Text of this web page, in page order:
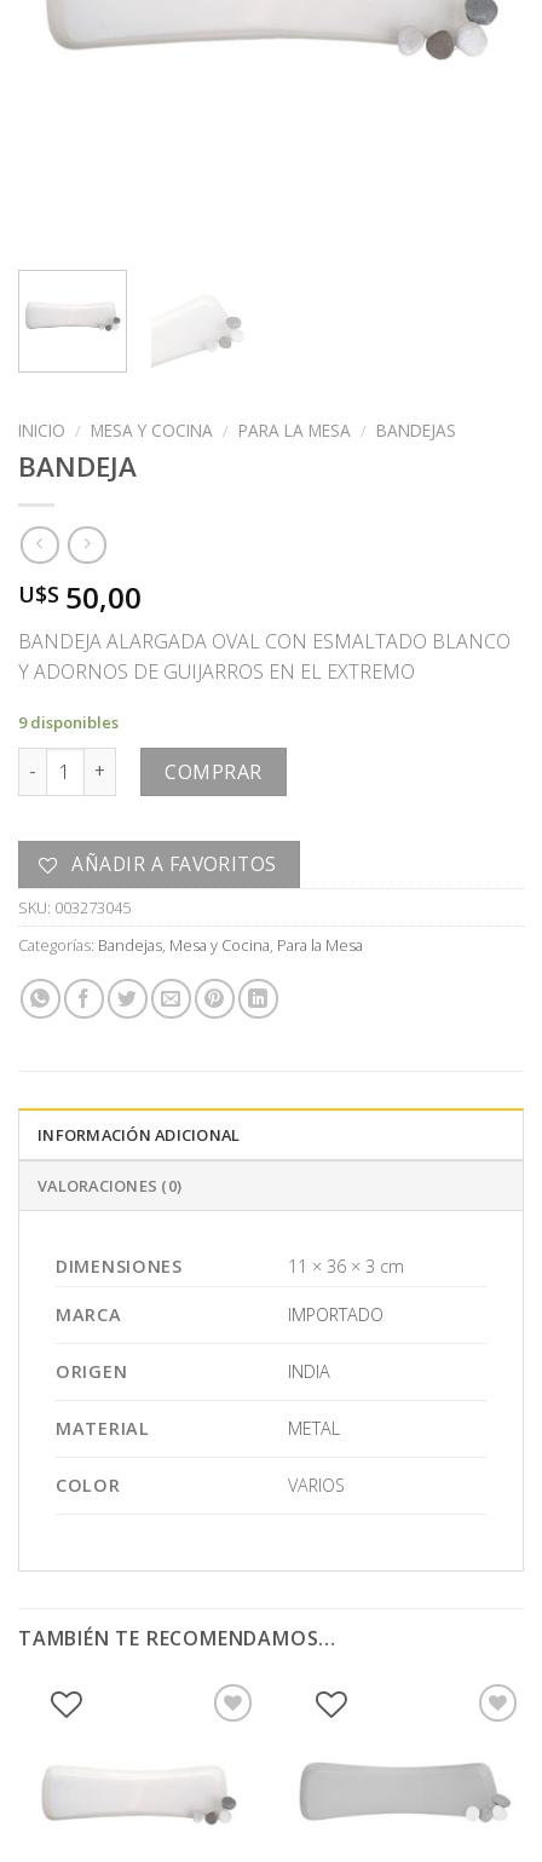
INICIO / MESA Y COCINA / PARA LA MESA / BANDEJAS
BANDEJA
U$S 50,00
BANDEJA ALARGADA OVAL CON ESMALTADO BLANCO
Y ADORNOS DE GUIJARROS EN EL EXTREMO
9 disponibles
BANDEJA cantidadCOMPRAR
AÑADIR A FAVORITOS
SKU: 003273045
Categorías: Bandejas, Mesa y Cocina, Para la Mesa
INFORMACIÓN ADICIONAL
VALORACIONES (0)
DIMENSIONES 11 × 36 × 3 cm
MARCA IMPORTADO
ORIGEN INDIA
MATERIAL METAL
COLOR VARIOS
TAMBIÉN TE RECOMENDAMOS…